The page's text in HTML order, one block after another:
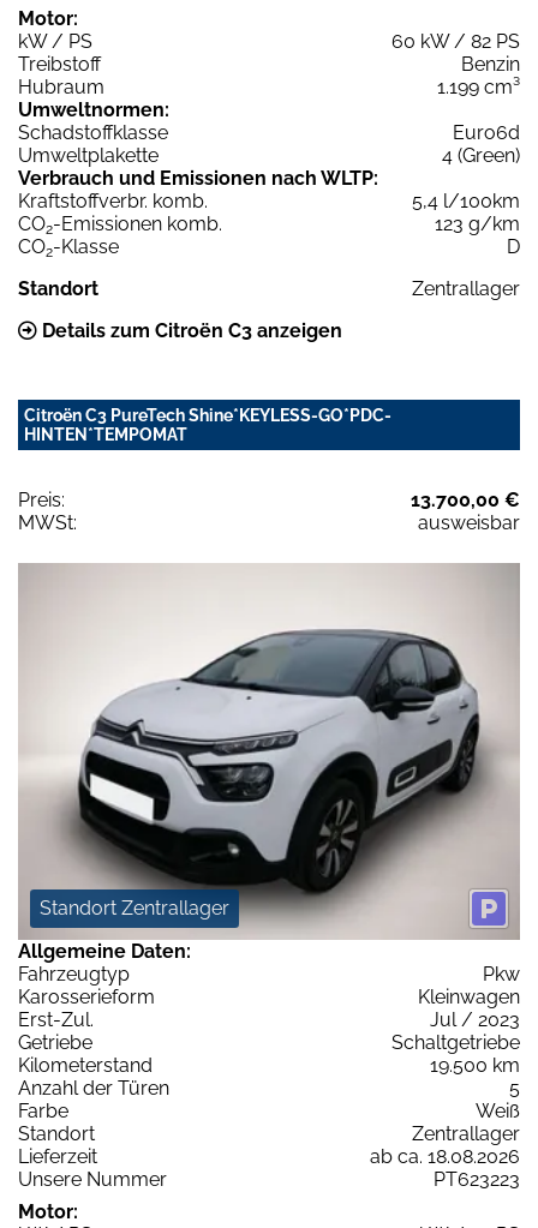
Motor:
kW / PS
60 kW / 82 PS
Treibstoff
Benzin
Hubraum
1.199 cm³
Umweltnormen:
Schadstoffklasse
Euro6d
Umweltplakette
4 (Green)
Verbrauch und Emissionen nach WLTP:
Kraftstoffverbr. komb.
5,4 l/100km
CO2-Emissionen komb.
123 g/km
CO2-Klasse
D
Standort
Zentrallager
Details zum Citroën C3 anzeigen
Citroën C3 PureTech Shine*KEYLESS-GO*PDC-
HINTEN*TEMPOMAT
Preis:
13.700,00 €
MWSt:
ausweisbar
Standort Zentrallager
Allgemeine Daten:
Fahrzeugtyp
Pkw
Karosserieform
Kleinwagen
Erst-Zul.
Jul / 2023
Getriebe
Schaltgetriebe
Kilometerstand
19.500 km
Anzahl der Türen
5
Farbe
Weiß
Standort
Zentrallager
Lieferzeit
ab ca. 18.08.2026
Unsere Nummer
PT623223
Motor: